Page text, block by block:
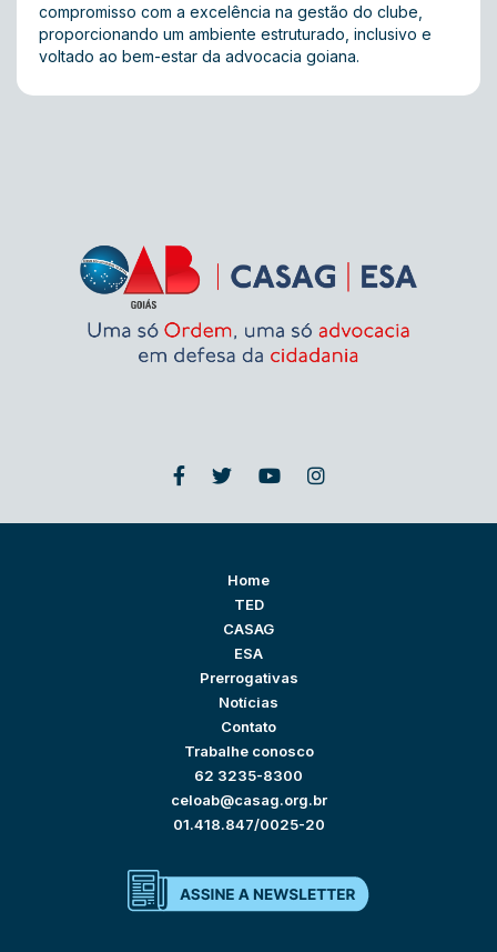
compromisso com a excelência na gestão do clube,
proporcionando um ambiente estruturado, inclusivo e
voltado ao bem-estar da advocacia goiana.
Home
TED
CASAG
ESA
Prerrogativas
Notícias
Contato
Trabalhe conosco
62 3235-8300
celoab@casag.org.br
01.418.847/0025-20